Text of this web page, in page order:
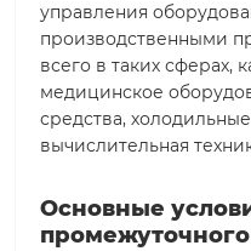
управления
производственными
всего в таких
медицинское
средства,
вычислительная
Основные